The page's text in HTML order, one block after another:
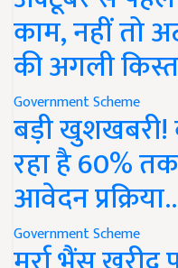
काम, नहीं तो
की अगली किस्त
Government Scheme
बड़ी खुशखबरी!
रहा है 60%
आवेदन प्रक्रिया..
Government Scheme